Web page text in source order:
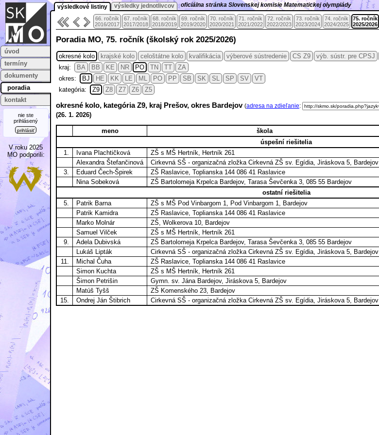
úvod
termíny
dokumenty
poradia
kontakt
nie ste
prihlásený
prihlásiť
V roku 2025
MO podporili:
výsledkové listiny výsledky jednotlivcov oficiálna stránka Slovenskej komisie Matematickej olympiády
66. ročník
2016/2017
67. ročník
2017/2018
68. ročník
2018/2019
69. ročník
2019/2020
70. ročník
2020/2021
71. ročník
2021/2022
72. ročník
2022/2023
73. ročník
2023/2024
74. ročník
2024/2025
75. ročník
2025/2026
Poradia MO, 75. ročník (školský rok 2025/2026)
okresné kolo krajské kolo celoštátne kolo kvalifikácia výberové sústredenie CS Z9 výb. sústr. pre CPSJ
kraj:
BA BB KE NR PO TN TT
ZA
okres:
BJ HE KK LE ML PO PP SB SK SL SP SV
VT
kategória:
Z9 Z8 Z7 Z6 Z5
okresné kolo, kategória Z9, kraj Prešov, okres Bardejov (adresa na zdieľanie:
(26. 1. 2026)
meno škola
úspešní riešitelia
1.
Ivana Plachtičková ZŠ s MŠ Hertník, Hertník 261
Alexandra Štefančinová
Cirkevná SŠ - organizačná zložka Cirkevná ZŠ sv. Egídia, Jiráskova 5, Bardejov
3.
Eduard Čech-Špirek ZŠ Raslavice, Toplianska 144 086 41 Raslavice
Nina Sobeková
ZŠ Bartolomeja Krpelca Bardejov, Tarasa Ševčenka 3, 085 55 Bardejov
ostatní riešitelia
5.
Patrik Barna ZŠ s MŠ Pod Vinbargom 1, Pod Vinbargom 1, Bardejov
Patrik Kamidra
ZŠ Raslavice, Toplianska 144 086 41 Raslavice
Marko Molnár
ZŠ, Wolkerova 10, Bardejov
Samuel Vilček
ZŠ s MŠ Hertník, Hertník 261
9.
Adela Dubivská ZŠ Bartolomeja Krpelca Bardejov, Tarasa Ševčenka 3, 085 55 Bardejov
Lukáš Lipták
Cirkevná SŠ - organizačná zložka Cirkevná ZŠ sv. Egídia, Jiráskova 5, Bardejov
11.
Michal Čuha ZŠ Raslavice, Toplianska 144 086 41 Raslavice
Simon Kuchta
ZŠ s MŠ Hertník, Hertník 261
Šimon Petrišin
Gymn. sv. Jána Bardejov, Jiráskova 5, Bardejov
Matúš Tyšš
ZŠ Komenského 23, Bardejov
15.
Ondrej Ján Štibrich Cirkevná SŠ - organizačná zložka Cirkevná ZŠ sv. Egídia, Jiráskova 5, Bardejov